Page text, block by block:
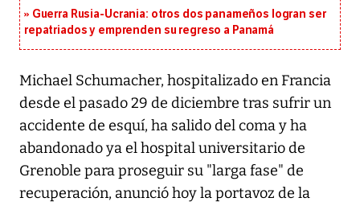
Guerra Rusia-Ucrania: otros dos panameños logran ser
repatriados y emprenden su regreso a Panamá
Michael Schumacher, hospitalizado en Francia
desde el pasado 29 de diciembre tras sufrir un
accidente de esquí, ha salido del coma y ha
abandonado ya el hospital universitario de
Grenoble para proseguir su "larga fase" de
recuperación, anunció hoy la portavoz de la